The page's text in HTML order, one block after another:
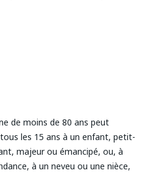
de moins de 80 ans peut
les 15 ans à un enfant, petit-
majeur ou émancipé, ou, à
à un neveu ou une nièce,